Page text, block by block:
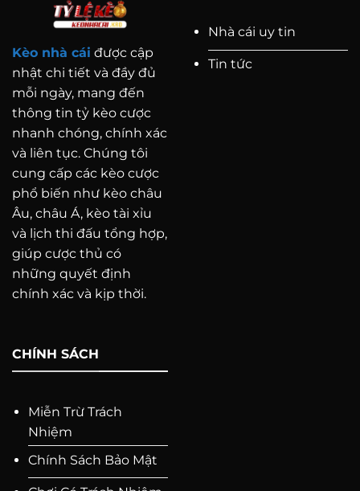
Kèo nhà cái được cập
nhật chi tiết và đầy đủ
mỗi ngày, mang đến
thông tin tỷ kèo cược
nhanh chóng, chính xác
và liên tục. Chúng tôi
cung cấp các kèo cược
phổ biến như kèo châu
Âu, châu Á, kèo tài xỉu
và lịch thi đấu tổng hợp,
giúp cược thủ có
những quyết định
chính xác và kịp thời.
Nhà cái uy tin
Tin tức
CHÍNH SÁCH
Miễn Trừ Trách
Nhiệm
Chính Sách Bảo Mật